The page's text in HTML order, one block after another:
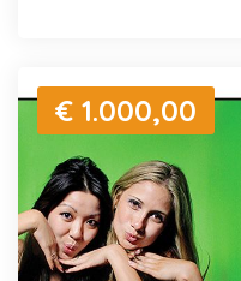
€ 1.000,00